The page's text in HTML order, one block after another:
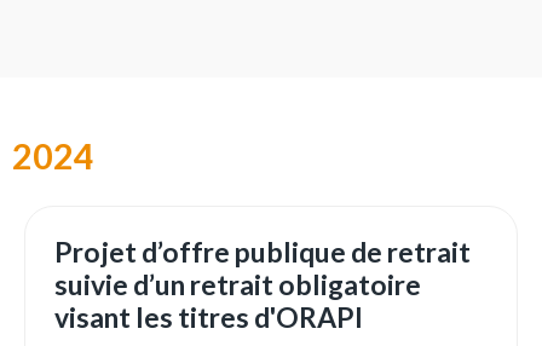
2024
Projet d’offre publique de retrait
suivie d’un retrait obligatoire
visant les titres d'ORAPI